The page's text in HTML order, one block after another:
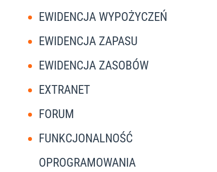
EWIDENCJA WYPOŻYCZEŃ
EWIDENCJA ZAPASU
EWIDENCJA ZASOBÓW
EXTRANET
FORUM
FUNKCJONALNOŚĆ
OPROGRAMOWANIA